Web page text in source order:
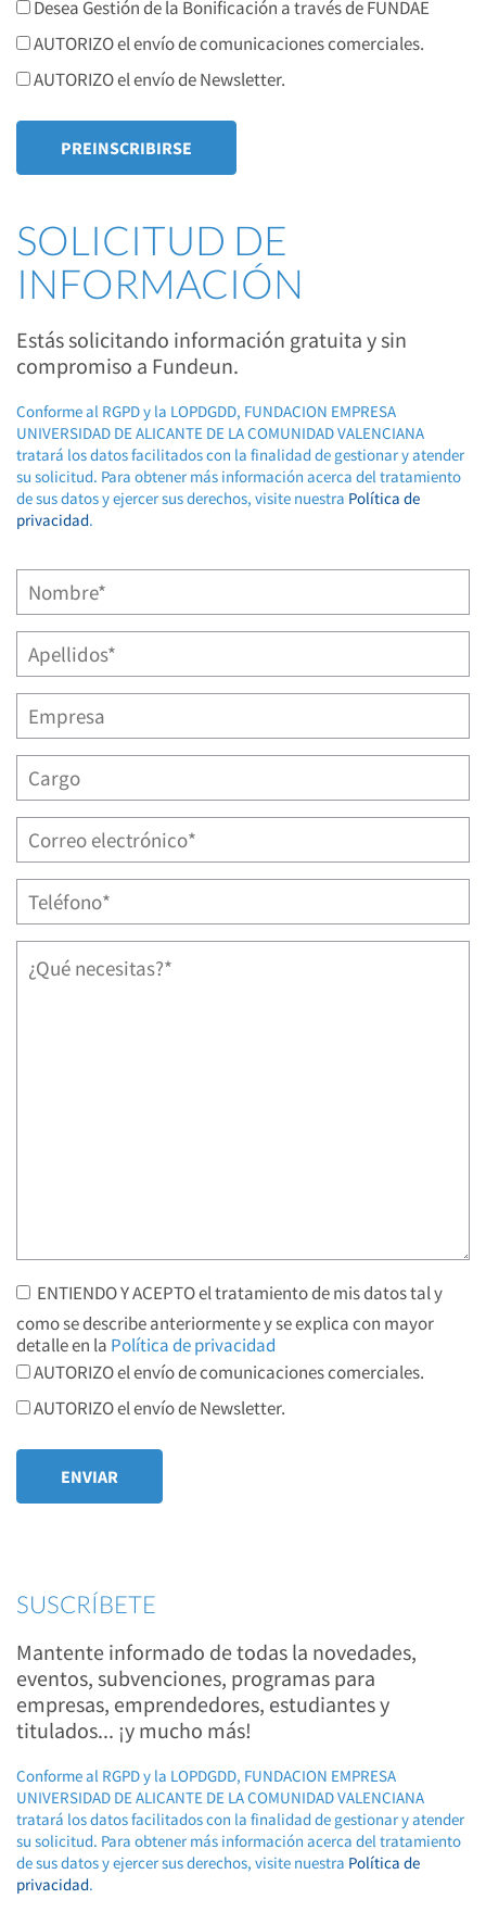
Desea Gestión de la Bonificación a través de FUNDAE
AUTORIZO el envío de comunicaciones comerciales.
AUTORIZO el envío de Newsletter.
SOLICITUD DE
INFORMACIÓN
Estás solicitando información gratuita y sin
compromiso a Fundeun.
Conforme al RGPD y la LOPDGDD, FUNDACION EMPRESA
UNIVERSIDAD DE ALICANTE DE LA COMUNIDAD VALENCIANA
tratará los datos facilitados con la finalidad de gestionar y atender
su solicitud. Para obtener más información acerca del tratamiento
de sus datos y ejercer sus derechos, visite nuestra Política de
privacidad.
ENTIENDO Y ACEPTO el tratamiento de mis datos tal y
como se describe anteriormente y se explica con mayor
detalle en la Política de privacidad
AUTORIZO el envío de comunicaciones comerciales.
AUTORIZO el envío de Newsletter.
SUSCRÍBETE
Mantente informado de todas la novedades,
eventos, subvenciones, programas para
empresas, emprendedores, estudiantes y
titulados... ¡y mucho más!
Conforme al RGPD y la LOPDGDD, FUNDACION EMPRESA
UNIVERSIDAD DE ALICANTE DE LA COMUNIDAD VALENCIANA
tratará los datos facilitados con la finalidad de gestionar y atender
su solicitud. Para obtener más información acerca del tratamiento
de sus datos y ejercer sus derechos, visite nuestra Política de
privacidad.